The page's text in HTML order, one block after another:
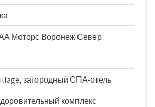
Моторс Воронеж Север
загородный СПА-отель
комплекс